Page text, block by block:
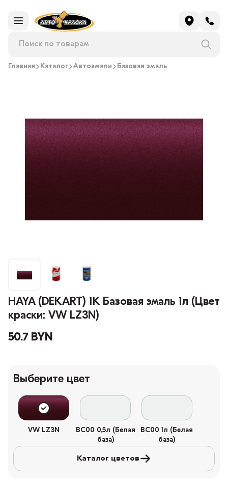
Главная Каталог Автоэмали Базовая эмаль
HAYA (DEKART) 1К Базовая эмаль 1л (Цвет
краски: VW LZ3N)
50.7 BYN
Выберите цвет
VW LZ3N
BC00 0,5л (Белая
база)
BC00 1л (Белая
база)
Каталог цветов